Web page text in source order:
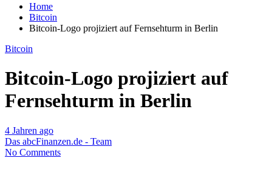
Home
Bitcoin
Bitcoin-Logo projiziert auf Fernsehturm in Berlin
Bitcoin
Bitcoin-Logo projiziert auf
Fernsehturm in Berlin
4 Jahren ago
Das abcFinanzen.de - Team
No Comments